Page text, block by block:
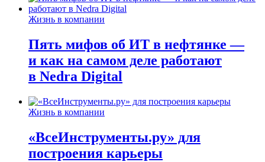
Жизнь в компании
Пять мифов об ИТ в нефтянке —
и как на самом деле работают
в Nedra Digital
Жизнь в компании
«ВсеИнструменты.ру» для
построения карьеры